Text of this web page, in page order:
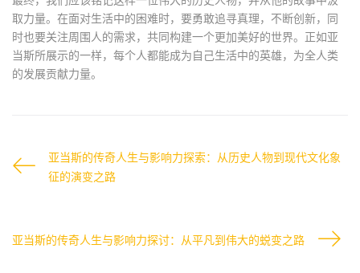
取力量。在面对生活中的困难时，要勇敢追寻真理，不断创新，同
时也要关注周围人的需求，共同构建一个更加美好的世界。正如亚
当斯所展示的一样，每个人都能成为自己生活中的英雄，为全人类
的发展贡献力量。
亚当斯的传奇人生与影响力探索：从历史人物到现代文化象
征的演变之路
亚当斯的传奇人生与影响力探讨：从平凡到伟大的蜕变之路